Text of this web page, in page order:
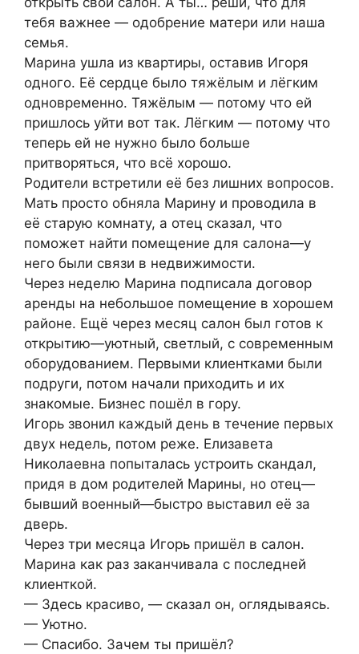
тебя важнее — одобрение матери или наша
семья.
Марина ушла из квартиры, оставив Игоря
одного. Её сердце было тяжёлым и лёгким
одновременно. Тяжёлым — потому что ей
пришлось уйти вот так. Лёгким — потому что
теперь ей не нужно было больше
притворяться, что всё хорошо.
Родители встретили её без лишних вопросов.
Мать просто обняла Марину и проводила в
её старую комнату, а отец сказал, что
поможет найти помещение для салона—у
него были связи в недвижимости.
Через неделю Марина подписала договор
аренды на небольшое помещение в хорошем
районе. Ещё через месяц салон был готов к
открытию—уютный, светлый, с современным
оборудованием. Первыми клиентками были
подруги, потом начали приходить и их
знакомые. Бизнес пошёл в гору.
Игорь звонил каждый день в течение первых
двух недель, потом реже. Елизавета
Николаевна попыталась устроить скандал,
придя в дом родителей Марины, но отец—
бывший военный—быстро выставил её за
дверь.
Через три месяца Игорь пришёл в салон.
Марина как раз заканчивала с последней
клиенткой.
— Здесь красиво, — сказал он, оглядываясь.
— Уютно.
— Спасибо. Зачем ты пришёл?